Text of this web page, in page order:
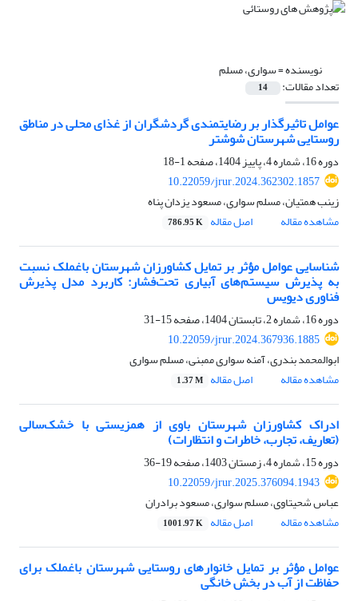
نویسنده =سواری، مسلم
تعداد مقالات: 14
عوامل تاثیرگذار بر رضایتمندی گردشگران از غذای محلی در مناطق
روستایی شهرستان شوشتر
دوره 16، شماره 4، پاییز 1404، صفحه
1-18
10.22059/jrur.2024.362302.1857
زینب همتیان، مسلم سواری، مسعود یزدان پناه
مشاهده مقاله
اصل مقاله 786.95 K
شناسایی عوامل مؤثر بر تمایل کشاورزان شهرستان باغملک نسبت
به پذیرش سیستم‌های آبیاری تحت‌فشار: کاربرد مدل پذیرش
فناوری دیویس
دوره 16، شماره 2، تابستان 1404، صفحه
15-31
10.22059/jrur.2024.367936.1885
ابوالمحمد بندری، آمنه سواری ممبنی، مسلم سواری
مشاهده مقاله
اصل مقاله 1.37 M
ادراک کشاورزان شهرستان باوی از همزیستی با خشک‌سالی
(تعاریف، تجارب، خاطرات و انتظارات)
دوره 15، شماره 4، زمستان 1403، صفحه
19-36
10.22059/jrur.2025.376094.1943
عباس شحیتاوی، مسلم سواری، مسعود برادران
مشاهده مقاله
اصل مقاله 1001.97 K
عوامل مؤثر بر تمایل خانوارهای روستایی شهرستان باغملک برای
حفاظت از آب در بخش خانگی